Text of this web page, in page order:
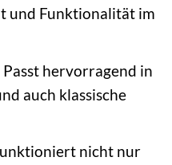
und Funktionalität im
Passt hervorragend in
auch klassische
nicht nur